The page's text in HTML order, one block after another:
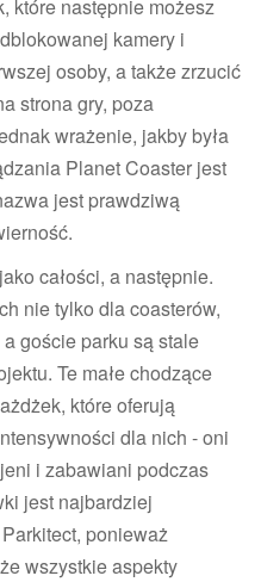
które następnie możesz
kamery i
osoby, a także zrzucić
strona gry, poza
wrażenie, jakby była
Planet Coaster jest
jest prawdziwą
całości, a następnie.
nie tylko dla coasterów,
goście parku są stale
Te małe chodzące
które oferują
dla nich - oni
i zabawiani podczas
jest najbardziej
ponieważ
wszystkie aspekty